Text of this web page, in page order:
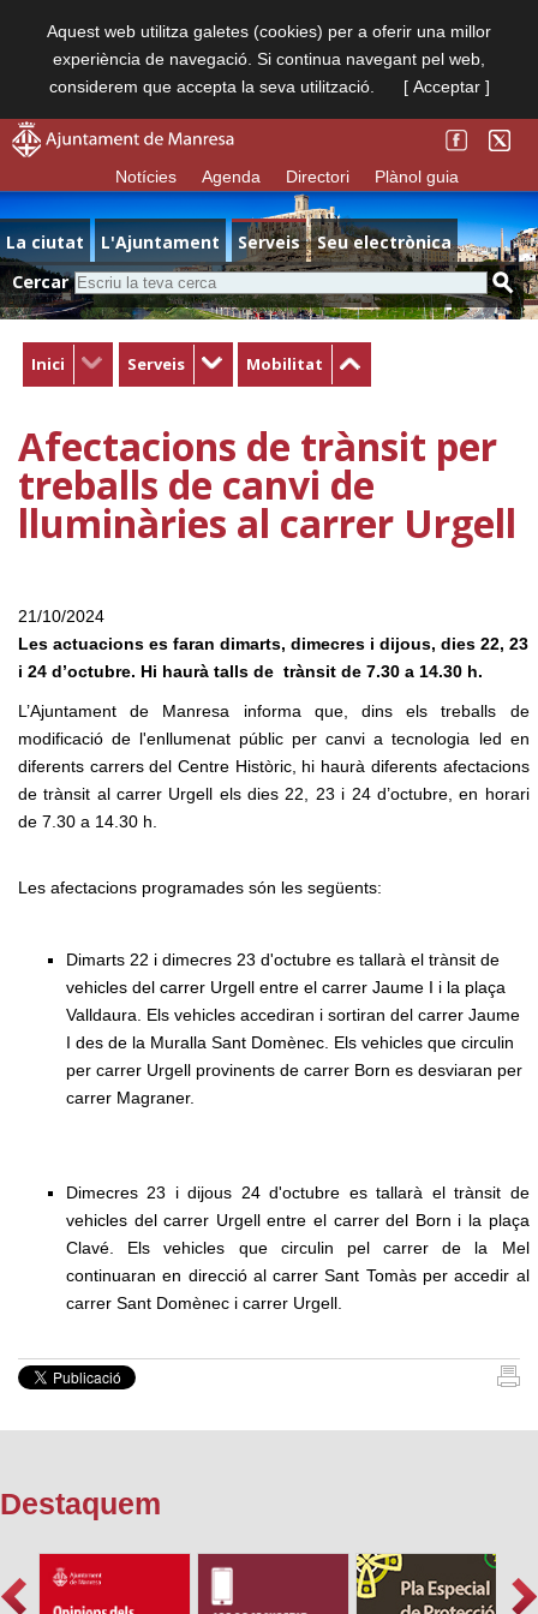
Aquest web utilitza galetes (cookies) per a oferir una millor
experiència de navegació. Si continua navegant pel web,
considerem que accepta la seva utilització.
[ Acceptar ]
Notícies Agenda Directori Plànol guia
La ciutat L'Ajuntament Serveis
Seu electrònica
Cercar
Inici Serveis Mobilitat
Afectacions de trànsit per
treballs de canvi de
lluminàries al carrer Urgell
21/10/2024
Les actuacions es faran dimarts, dimecres i dijous, dies 22, 23
i 24 d’octubre. Hi haurà talls de trànsit de 7.30 a 14.30 h.
L’Ajuntament de Manresa informa que, dins els treballs de
modificació de l'enllumenat públic per canvi a tecnologia led en
diferents carrers del Centre Històric, hi haurà diferents afectacions
de trànsit al carrer Urgell els dies 22, 23 i 24 d’octubre, en horari
de 7.30 a 14.30 h.
Les afectacions programades són les següents:
Dimarts 22 i dimecres 23 d'octubre es tallarà el trànsit de
vehicles del carrer Urgell entre el carrer Jaume I i la plaça
Valldaura. Els vehicles accediran i sortiran del carrer Jaume
I des de la Muralla Sant Domènec. Els vehicles que circulin
per carrer Urgell provinents de carrer Born es desviaran per
carrer Magraner.
Dimecres 23 i dijous 24 d'octubre es tallarà el trànsit de
vehicles del carrer Urgell entre el carrer del Born i la plaça
Clavé. Els vehicles que circulin pel carrer de la Mel
continuaran en direcció al carrer Sant Tomàs per accedir al
carrer Sant Domènec i carrer Urgell.
Destaquem